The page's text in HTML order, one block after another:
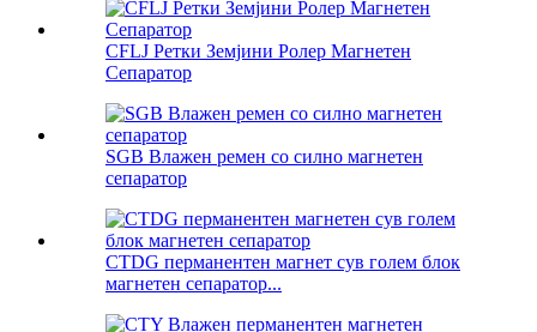
CFLJ Ретки Земјини Ролер Магнетен
Сепаратор
SGB ​​Влажен ремен со силно магнетен
сепаратор
CTDG перманентен магнет сув голем блок
магнетен сепаратор...